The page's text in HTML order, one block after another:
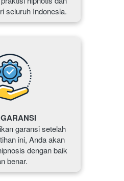
seluruh Indonesia.
garansi setelah
ini, Anda akan
dengan baik
benar.